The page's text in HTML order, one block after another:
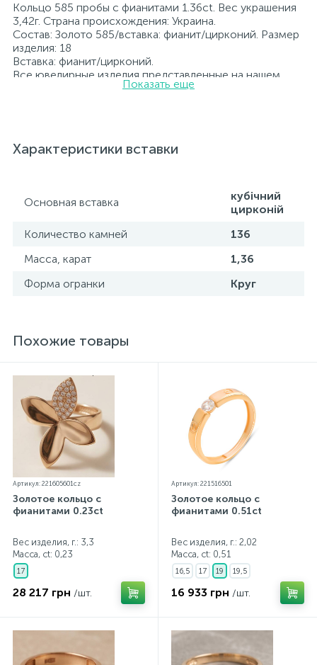
Кольцо 585 пробы с фианитами 1.36ct. Вес украшения
3,42г. Страна происхождения: Украина.
Состав: Золото 585/вставка: фианит/цирконий. Размер
изделия: 18
Вставка: фианит/цирконий.
Все ювелирные изделия представленные на нашем
сайте прошли внутренний контроль качества, а также
прилагаются бирка с указанием всех
параметров.*Цвета изделий на сайте могут
Показать еще
Характеристики вставки
Основная вставка
кубічний
цирконій
Количество камней
136
Масса, карат
1,36
Форма огранки
Круг
Похожие товары
Артикул: 221605601cz
Золотое кольцо с
фианитами 0.23ct
Вес изделия, г.: 3,3
Масса, ct: 0,23
17
28 217 грн /шт.
Артикул: 221516501
Золотое кольцо с
фианитами 0.51ct
Вес изделия, г.: 2,02
Масса, ct: 0,51
16,5 17 19 19,5
16 933 грн /шт.